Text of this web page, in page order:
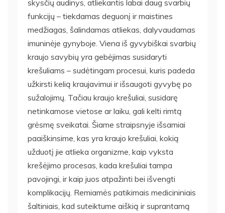
skysčių audinys, atliekantis labai daug svarbių
funkcijų – tiekdamas deguonį ir maistines
medžiagas, šalindamas atliekas, dalyvaudamas
imuninėje gynyboje. Viena iš gyvybiškai svarbių
kraujo savybių yra gebėjimas susidaryti
krešuliams – sudėtingam procesui, kuris padeda
užkirsti kelią kraujavimui ir išsaugoti gyvybę po
sužalojimų. Tačiau kraujo krešuliai, susidarę
netinkamose vietose ar laiku, gali kelti rimtą
grėsmę sveikatai. Šiame straipsnyje išsamiai
paaiškinsime, kas yra kraujo krešuliai, kokią
užduotį jie atlieka organizme, kaip vyksta
krešėjimo procesas, kada krešuliai tampa
pavojingi, ir kaip juos atpažinti bei išvengti
komplikacijų. Remiamės patikimais medicininiais
šaltiniais, kad suteiktume aiškią ir suprantamą